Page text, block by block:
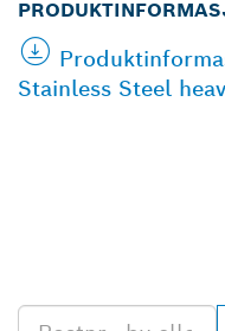
Stainless Steel